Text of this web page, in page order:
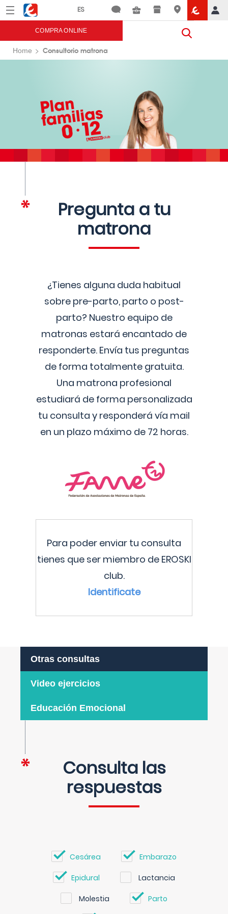
Menú Eroski
COMPRA ONLINE
Home Consultorio matrona
Pregunta a tu
matrona
¿Tienes alguna duda habitual
sobre pre-parto, parto o post-
parto? Nuestro equipo de
matronas estará encantado de
responderte. Envía tus preguntas
de forma totalmente gratuita.
Una matrona profesional
estudiará de forma personalizada
tu consulta y responderá vía mail
en un plazo máximo de 72 horas.
Para poder enviar tu consulta
tienes que ser miembro de EROSKI
club.
Identificate
Otras consultas
Video ejercicios
Educación Emocional
Consulta las
respuestas
Cesárea Embarazo
Epidural Lactancia
Molestia Parto